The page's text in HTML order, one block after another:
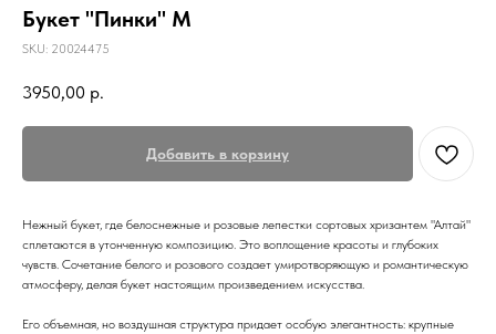
Букет "Пинки" М
SKU: 20024475
3950,00 р.
Добавить в корзину
Нежный букет, где белоснежные и розовые лепестки сортовых хризантем "Алтай"
сплетаются в утонченную композицию. Это воплощение красоты и глубоких
чувств. Сочетание белого и розового создает умиротворяющую и романтическую
атмосферу, делая букет настоящим произведением искусства.
Его объемная, но воздушная структура придает особую элегантность: крупные